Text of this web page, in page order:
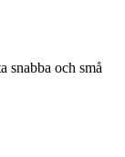
snabba och små